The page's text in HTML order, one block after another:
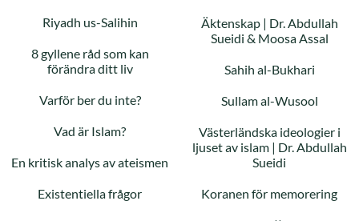
Riyadh us-Salihin
Äktenskap | Dr. Abdullah
Sueidi & Moosa Assal
8 gyllene råd som kan
förändra ditt liv
Sahih al-Bukhari
Varför ber du inte?
Sullam al-Wusool
Vad är Islam?
Västerländska ideologier i
ljuset av islam | Dr. Abdullah
Sueidi
En kritisk analys av ateismen
Existentiella frågor Koranen för memorering